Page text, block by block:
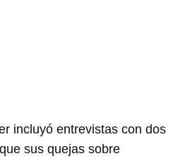
incluyó entrevistas con dos
sus quejas sobre